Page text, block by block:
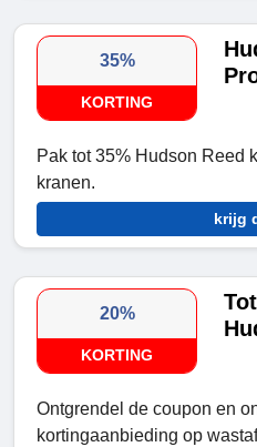
35%
KORTING
Pak tot 35% Hudson Reed
kranen.
krijg
20%
KORTING
Ontgrendel de coupon en
kortingaanbieding op